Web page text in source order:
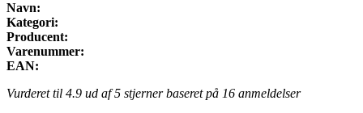
Navn:
Kategori:
Producent:
Varenummer:
EAN:
Vurderet til 4.9 ud af 5 stjerner baseret på 16 anmeldelser